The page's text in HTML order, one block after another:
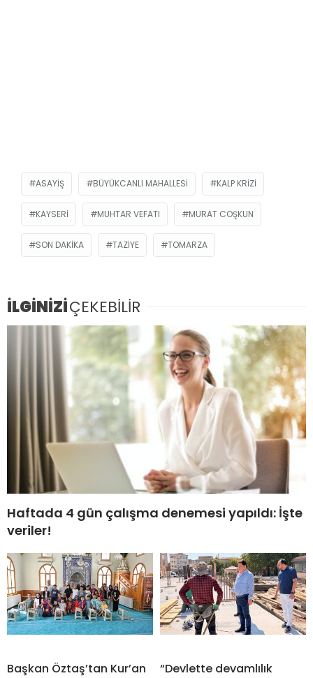
ASAYIŞ BÜYÜKCANLI MAHALLESI KALP KRIZI
KAYSERI MUHTAR VEFATI MURAT COŞKUN
SON DAKIKA TAZIYE TOMARZA
İLGİNİZİÇEKEBİLİR
Haftada 4 gün çalışma denemesi yapıldı: İşte
veriler!
Başkan Öztaş’tan Kur’an
“Devlette devamlılık